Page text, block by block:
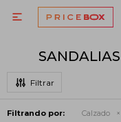

Filtrando por: Calzado